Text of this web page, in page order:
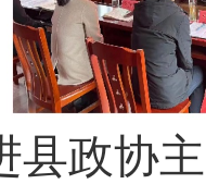
县政协